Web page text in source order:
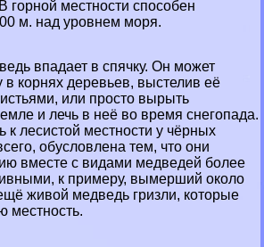
горной местности способен
м. над уровнем моря.
впадает в спячку. Он может
в корнях деревьев, выстелив её
или просто вырыть
и лечь в неё во время снегопада.
к лесистой местности у чёрных
обусловлена тем, что они
вместе с видами медведей более
к примеру, вымерший около
живой медведь гризли, которые
местность.